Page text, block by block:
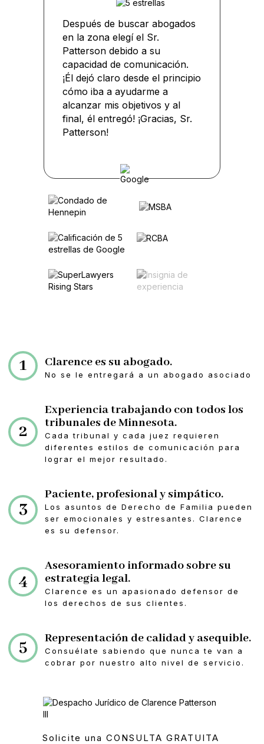
Después de buscar abogados
en la zona elegí el Sr.
Patterson debido a su
capacidad de comunicación.
¡Él dejó claro desde el principio
cómo iba a ayudarme a
alcanzar mis objetivos y al
final, él entregó! ¡Gracias, Sr.
Patterson!
1 Clarence es su abogado.
No se le entregará a un abogado asociado
2
Experiencia trabajando con todos los
tribunales de Minnesota.
Cada tribunal y cada juez requieren
diferentes estilos de comunicación para
lograr el mejor resultado.
3
Paciente, profesional y simpático.
Los asuntos de Derecho de Familia pueden
ser emocionales y estresantes. Clarence
es su defensor.
4
Asesoramiento informado sobre su
estrategia legal.
Clarence es un apasionado defensor de
los derechos de sus clientes.
5 Representación de calidad y asequible.
Consuélate sabiendo que nunca te van a
cobrar por nuestro alto nivel de servicio.
Solicite una CONSULTA GRATUITA